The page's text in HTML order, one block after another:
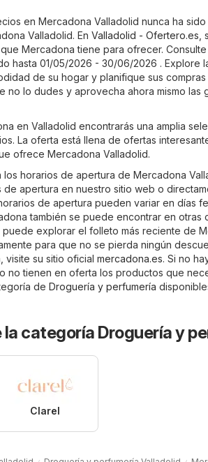
en Mercadona Valladolid nunca ha
Valladolid. En Valladolid - Ofertero.es
Mercadona tiene para ofrecer.
hasta 01/05/2026 - 30/06/2026 . Explore
de su hogar y planifique sus
no lo dudes y aprovecha ahora mismo las
en Valladolid encontrarás una amplia
La oferta está llena de ofertas
ofrece Mercadona Valladolid.
los horarios de apertura de Mercadona
apertura en nuestro sitio web o
de apertura pueden variar en días
también se puede encontrar en otras
explorar el folleto más reciente de
para que no se pierda ningún
visite su sitio oficial mercadona.es. Si no
no tienen en oferta los productos que
de Droguería y perfumería
categoría Droguería y
Clarel